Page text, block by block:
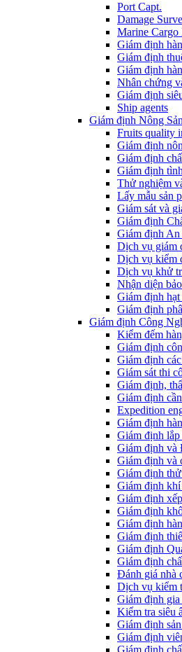
Port Capt.
Damage
Marine Cargo
Giám định
Giám định
Giám định
Nhân chứng
Giám định
Ship agents
Giám định Nông
Fruits quality
Giám định
Giám định
Giám định
Thử nghiệm
Lấy mẫu sản
Giám sát và
Giám định
Giám định An
Dịch vụ giám
Dịch vụ kiểm
Dịch vụ khử
Nhận diện
Giám định
Giám định
Giám định Công
Kiểm đếm
Giám định
Giám định
Giám sát thi
Giám định,
Giám định
Expedition
Giám định
Giám định lắp
Giám định và
Giám định và
Giám định
Giám định khí
Giám định
Giám định
Giám định
Giám định
Giám định
Giám định
Đánh giá nhà
Dịch vụ kiểm
Giám định gia
Kiểm tra siêu
Giám định
Giám định